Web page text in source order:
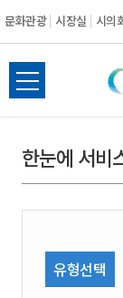
문화관광 시장실 시의
전
체
뉴
열
한눈에 서비
유형선택